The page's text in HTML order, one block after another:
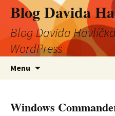
Blog Davida
Blog Davida
WordPress
Menu
Windows